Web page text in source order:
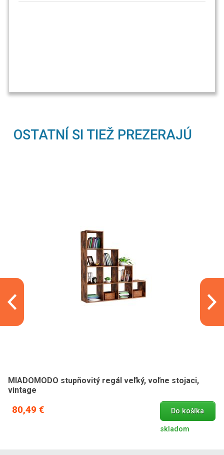
OSTATNÍ SI TIEŽ PREZERAJÚ
MIADOMODO stupňovitý regál veľký, voľne stojaci,
vintage
80,49 € Do košíka
skladom